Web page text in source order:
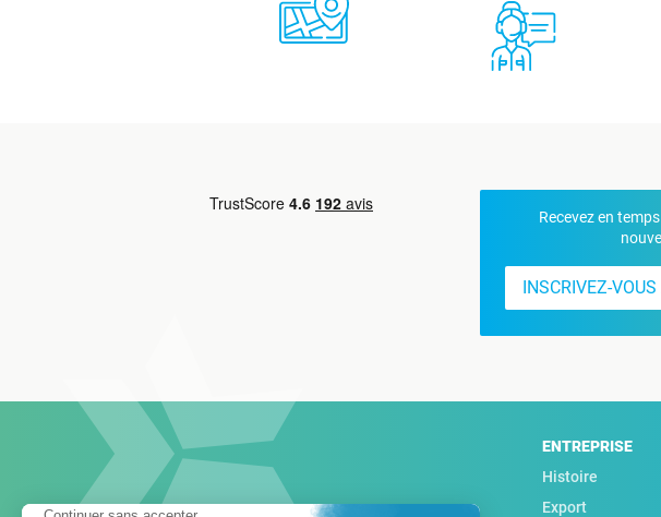
Recevez en
INSCRIVEZ-
ENTREPRISE
Histoire
Export